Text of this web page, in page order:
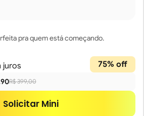
pra quem está começando.
juros 75% off
R$ 399,00
Solicitar Mini